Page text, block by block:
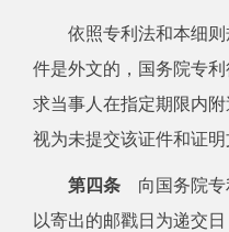
依照专利法和本细则
件是外文的，国务院专
求当事人在指定期限内
视为未提交该证件和证明
第四条 向国务院专
以寄出的邮戳日为递交